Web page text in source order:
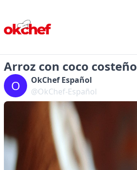
Arroz con coco costeño
O
OkChef Español
@OkChef-Español